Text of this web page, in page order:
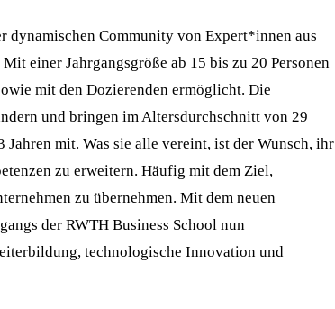
dynamischen Community von Expert*innen aus
einer Jahrgangsgröße ab 15 bis zu 20 Personen
mit den Dozierenden ermöglicht. Die
und bringen im Altersdurchschnitt von 29
mit. Was sie alle vereint, ist der Wunsch, ihr
zu erweitern. Häufig mit dem Ziel,
zu übernehmen. Mit dem neuen
der RWTH Business School nun
technologische Innovation und